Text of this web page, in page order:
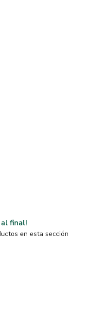
final!
en esta sección